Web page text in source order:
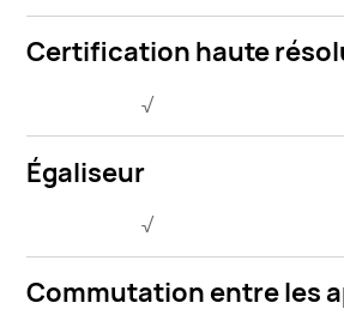
Certification haute
√
Égaliseur
√
Commutation entre les